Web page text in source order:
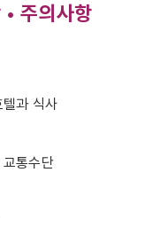
주의사항
과 식사
통수단